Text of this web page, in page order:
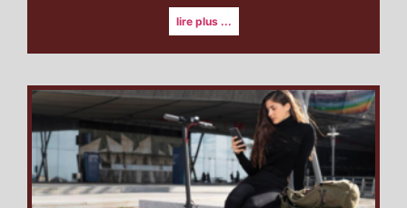
lire plus ...